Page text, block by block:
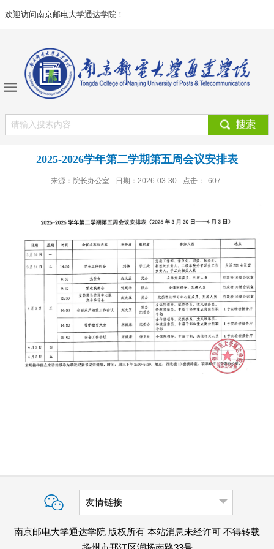
欢迎访问南京邮电大学通达学院！
2025-2026学年第二学期第五周会议安排表
来源：院长办公室 日期：2026-03-30 点击： 607
友情链接
南京邮电大学通达学院 版权所有 本站消息未经许可 不得转载